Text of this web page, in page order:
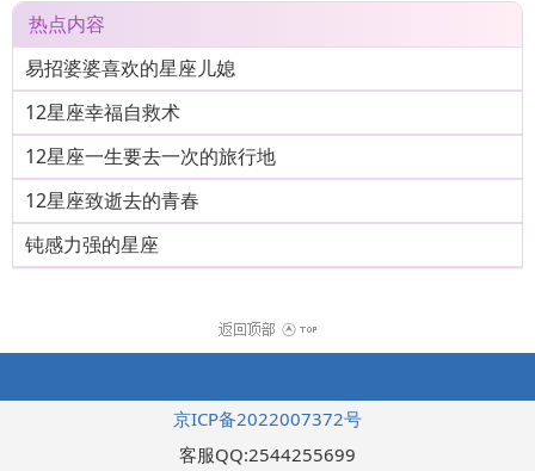
热点内容
易招婆婆喜欢的星座儿媳
12星座幸福自救术
12星座一生要去一次的旅行地
12星座致逝去的青春
钝感力强的星座
京ICP备2022007372号
客服QQ:2544255699